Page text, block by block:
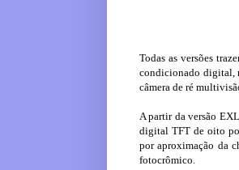
Todas as versões
condicionado digital,
câmera de ré
A partir da versão
digital TFT de oito
por aproximação da
fotocrômico.